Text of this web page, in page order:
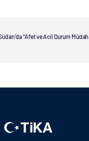
“Afet ve Acil Durum